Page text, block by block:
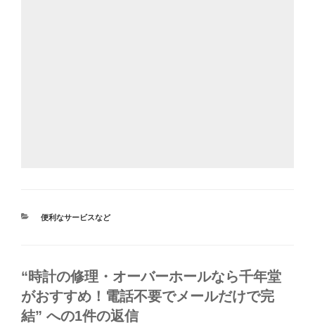
カ
ー
便利なサービスなど
“時計の修理・オーバーホールなら千年堂
がおすすめ！電話不要でメールだけで完
結” への1件の返信